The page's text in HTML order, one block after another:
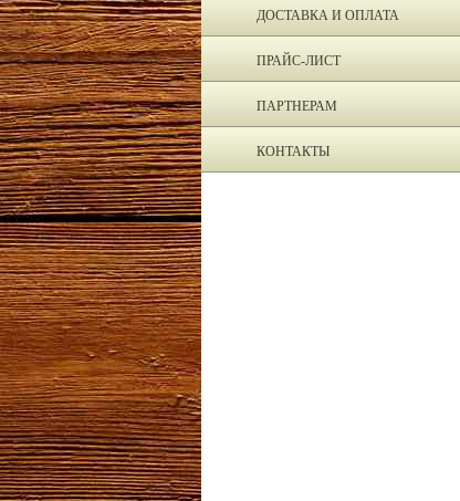
ДОСТАВКА И ОПЛАТА
ПРАЙС-ЛИСТ
ПАРТНЕРАМ
КОНТАКТЫ